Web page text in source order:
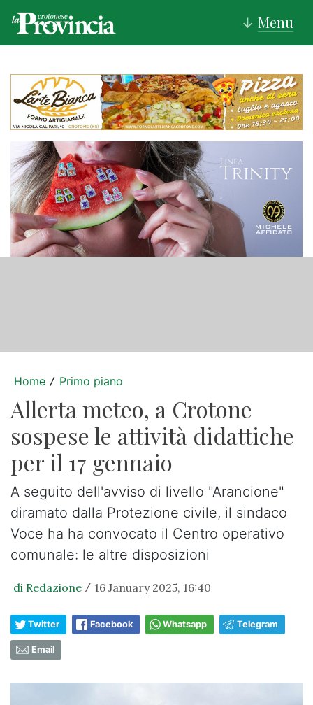
↓ Menu
Home / Primo piano
Allerta meteo, a Crotone
sospese le attività didattiche
per il 17 gennaio
A seguito dell'avviso di livello "Arancione"
diramato dalla Protezione civile, il sindaco
Voce ha ha convocato il Centro operativo
comunale: le altre disposizioni
di Redazione / 16 January 2025, 16:40
Twitter Facebook Whatsapp Telegram
Email